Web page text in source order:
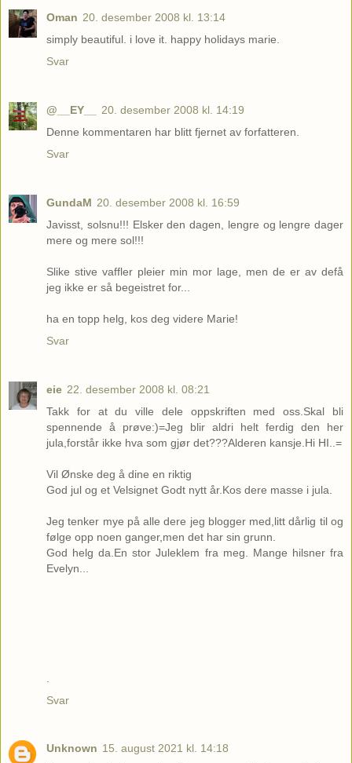
Oman 20. desember 2008 kl. 13:14
simply beautiful. i love it. happy holidays marie.
Svar
@__EY__
20. desember 2008 kl. 14:19
Denne kommentaren har blitt fjernet av forfatteren.
Svar
GundaM 20. desember 2008 kl. 16:59
Javisst, solsnu!!! Elsker den dagen, lengre og lengre dager
mere og mere sol!!!
Slike stive vaffler pleier min mor lage, men de er av defå
jeg ikke er så begeistret for...
ha en topp helg, kos deg videre Marie!
Svar
eie 22. desember 2008 kl. 08:21
Takk for at du ville dele oppskriften med oss.Skal bli
spennende å prøve:)=Jeg blir aldri helt ferdig den her
jula,forstår ikke hva som gjør det???Alderen kansje.Hi HI..=
Vil Ønske deg å dine en riktig
God jul og et Velsignet Godt nytt år.Kos dere masse i jula.
Jeg tenker mye på alle dere jeg blogger med,litt dårlig til og
følge opp noen ganger,men det har sin grunn.
God helg da.En stor Juleklem fra meg. Mange hilsner fra
Evelyn...
Svar
Unknown 15. august 2021 kl. 14:18